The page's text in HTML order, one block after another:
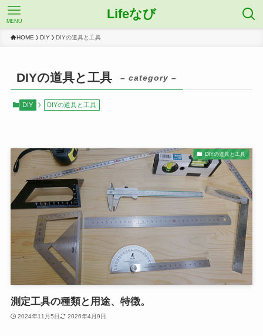
Lifeなび
MENU
HOME DIY DIYの道具と工具
DIYの道具と工具 – category –
DIY DIYの道具と工具
DIYの道具と工具
測定工具の種類と用途、特徴。
2024年11月5日 2026年4月9日